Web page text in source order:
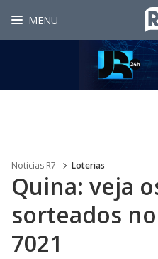
MENU
Noticias R7 Loterias
Quina: veja
sorteados
7021